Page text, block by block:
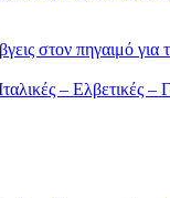
στον πηγαιμό για
– Ελβετικές –